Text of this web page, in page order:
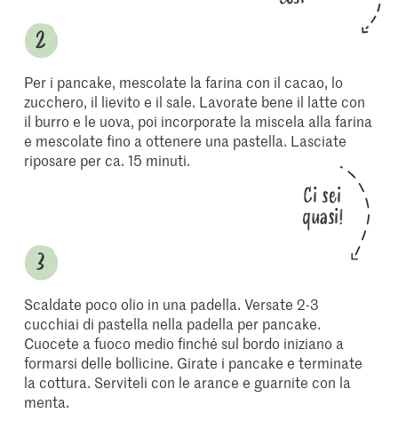
Per i pancake, mescolate la farina con il cacao, lo
zucchero, il lievito e il sale. Lavorate bene il latte con
il burro e le uova, poi incorporate la miscela alla farina
e mescolate fino a ottenere una pastella. Lasciate
riposare per ca. 15 minuti.
Ci sei
quasi!
Scaldate poco olio in una padella. Versate 2-3
cucchiai di pastella nella padella per pancake.
Cuocete a fuoco medio finché sul bordo iniziano a
formarsi delle bollicine. Girate i pancake e terminate
la cottura. Serviteli con le arance e guarnite con la
menta.